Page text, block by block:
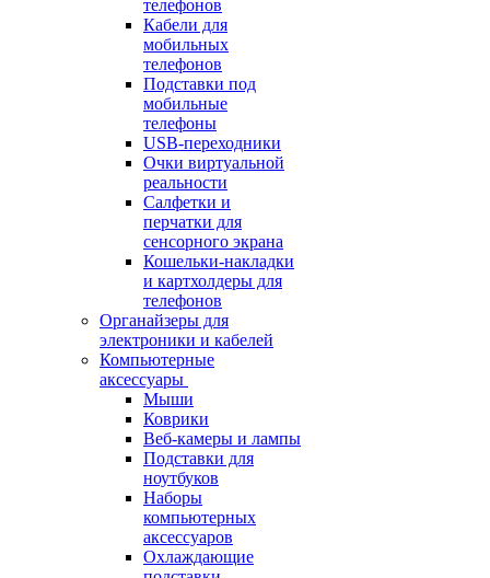
телефонов
Кабели для
мобильных
телефонов
Подставки под
мобильные
телефоны
USB-переходники
Очки виртуальной
реальности
Салфетки и
перчатки для
сенсорного экрана
Кошельки-накладки
и картхолдеры для
телефонов
Органайзеры для
электроники и кабелей
Компьютерные
аксессуары
Мыши
Коврики
Веб-камеры и лампы
Подставки для
ноутбуков
Наборы
компьютерных
аксессуаров
Охлаждающие